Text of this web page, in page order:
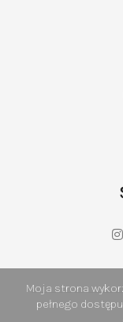
Moja strona
pełnego